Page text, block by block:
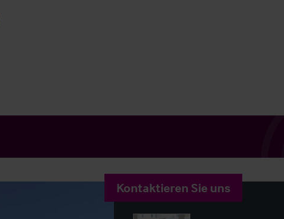
Kontaktieren Sie uns